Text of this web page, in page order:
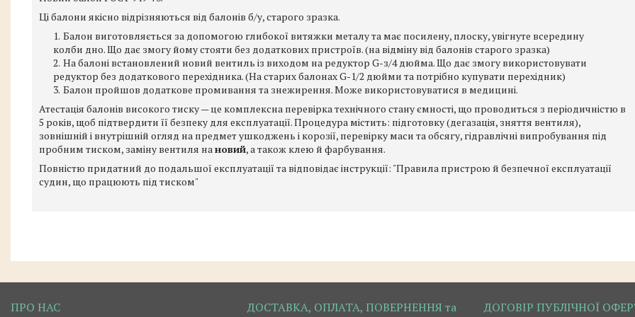
Ці балони якісно відрізняються від балонів б/у, старого зразка.
Балон виготовляється за допомогою глибокої витяжки металу та має посилену, плоску, увігнуте всередину
колби дно. Що дає змогу йому стояти без додаткових пристроїв. (на відміну від балонів старого зразка)
На балоні встановлений новий вентиль із виходом на редуктор G-з/4 дюйма. Що дає змогу використовувати
редуктор без додаткового перехідника. (На старих балонах G-1/2 дюйми та потрібно купувати перехідник)
Балон пройшов додаткове промивання та знежирення. Може використовуватися в медицині.
Атестація балонів високого тиску — це комплексна перевірка технічного стану ємності, що проводиться з періодичністю в
5 років, щоб підтвердити її безпеку для експлуатації. Процедура містить: підготовку (дегазація, зняття вентиля),
зовнішній і внутрішній огляд на предмет ушкоджень і корозії, перевірку маси та обсягу, гідравлічні випробування під
пробним тиском, заміну вентиля нановий, а також клею й фарбування.
Повністю придатний до подальшої експлуатації та відповідає інструкції: "Правила пристрою й безпечної експлуатації
судин, що працюють під тиском"
ПРО НАС
ДОСТАВКА, ОПЛАТА, ПОВЕРНЕННЯ та
ДОГОВІР ПУБЛІЧНОЇ